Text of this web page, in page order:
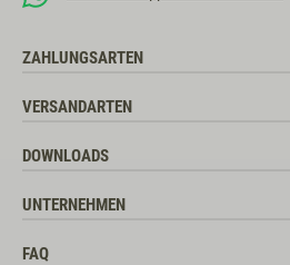
ZAHLUNGSARTEN
VERSANDARTEN
DOWNLOADS
UNTERNEHMEN
FAQ